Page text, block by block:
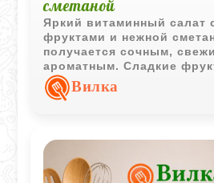
сметаной
Яркий витаминный салат
фруктами и нежной
получается сочным,
ароматным. Сладкие
кислинка лимона делают
приятным для детского
Вилка